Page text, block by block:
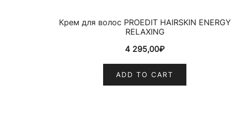
Крем для волос PROEDIT HAIRSKIN ENERGY
RELAXING
4 295,00₽
ADD TO CART